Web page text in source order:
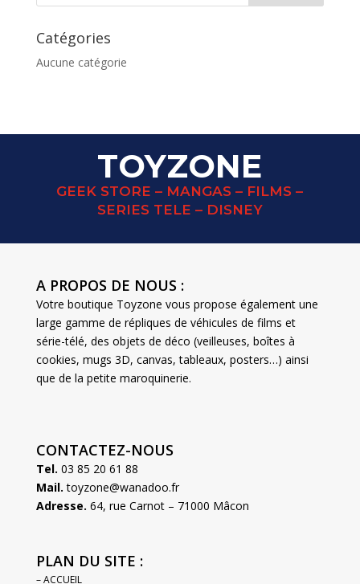
Catégories
Aucune catégorie
TOYZONE
GEEK STORE – MANGAS – FILMS –
SERIES TELE – DISNEY
A PROPOS DE NOUS :
Votre boutique Toyzone vous propose également une
large gamme de répliques de véhicules de films et
série-télé, des objets de déco (veilleuses, boîtes à
cookies, mugs 3D, canvas, tableaux, posters…) ainsi
que de la petite maroquinerie.
CONTACTEZ-NOUS
Tel. 03 85 20 61 88
Mail. toyzone@wanadoo.fr
Adresse. 64, rue Carnot – 71000 Mâcon
PLAN DU SITE :
– ACCUEIL